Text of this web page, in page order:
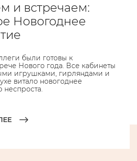
и встречаем:
Новогоднее
были готовы к
Нового года. Все кабинеты
игрушками, гирляндами и
витало новогоднее
неспроста.